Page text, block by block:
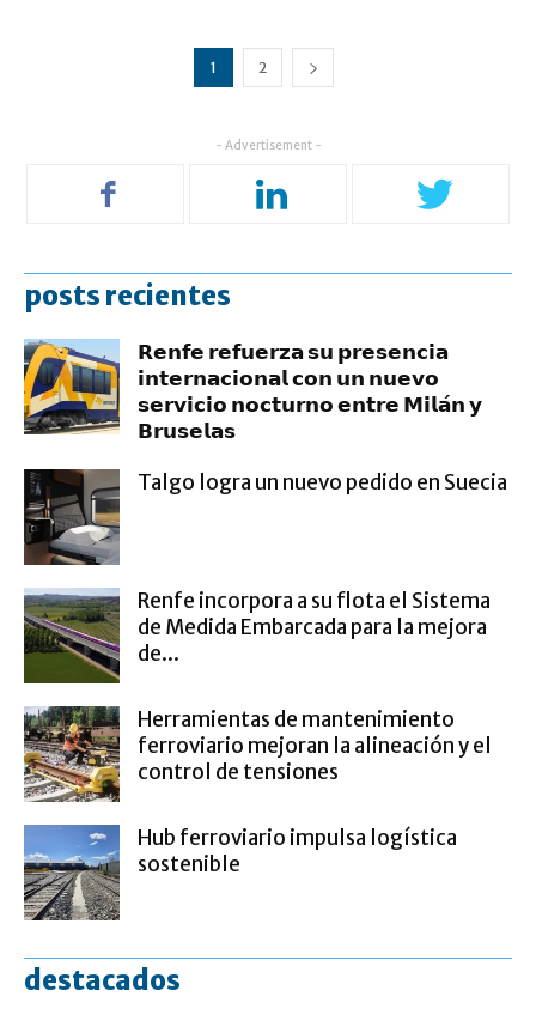
1 2
- Advertisement -
posts recientes
𝗥𝗲𝗻𝗳𝗲 𝗿𝗲𝗳𝘂𝗲𝗿𝘇𝗮 𝘀𝘂 𝗽𝗿𝗲𝘀𝗲𝗻𝗰𝗶𝗮
𝗶𝗻𝘁𝗲𝗿𝗻𝗮𝗰𝗶𝗼𝗻𝗮𝗹 𝗰𝗼𝗻 𝘂𝗻 𝗻𝘂𝗲𝘃𝗼
𝘀𝗲𝗿𝘃𝗶𝗰𝗶𝗼 𝗻𝗼𝗰𝘁𝘂𝗿𝗻𝗼 𝗲𝗻𝘁𝗿𝗲 𝗠𝗶𝗹𝗮́𝗻 𝘆
𝗕𝗿𝘂𝘀𝗲𝗹𝗮𝘀
Talgo logra un nuevo pedido en Suecia
Renfe incorpora a su flota el Sistema
de Medida Embarcada para la mejora
de...
Herramientas de mantenimiento
ferroviario mejoran la alineación y el
control de tensiones
Hub ferroviario impulsa logística
sostenible
destacados